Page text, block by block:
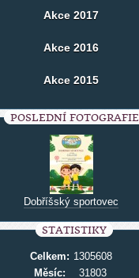
Akce 2017
Akce 2016
Akce 2015
POSLEDNÍ FOTOGRAFIE
Dobříšský sportovec
STATISTIKY
Celkem: 1305608
Měsíc:
31803